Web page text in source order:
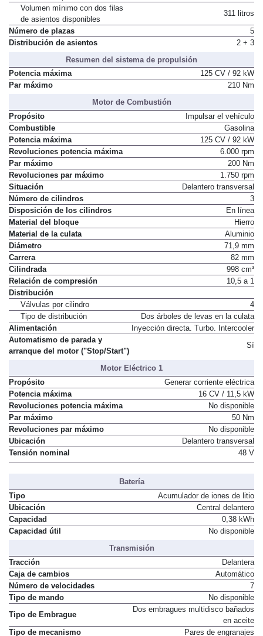
asientos disponible
Volumen mínimo con dos filas
de asientos disponibles
Número de plazas
5
Resumen del sistema de propulsión
Potencia máxima
125 CV / 92 kW
Motor de Combustión
Propósito
Impulsar el vehículo
Combustible
Gasolina
Potencia máxima
125 CV / 92 kW
Revoluciones potencia máxima
6.000 rpm
Par máximo
200 Nm
Revoluciones par máximo
1.750 rpm
Situación
Delantero transversal
Número de cilindros
3
Disposición de los cilindros
En línea
Material del bloque
Hierro
Material de la culata
Aluminio
Diámetro
71,9 mm
Carrera
82 mm
Cilindrada
998 cm³
Relación de compresión
Distribución
Válvulas por cilindro
4
Tipo de distribución
Dos árboles de levas en la culata
Alimentación
Automatismo de parada y
Motor Eléctrico 1
Propósito
Generar corriente eléctrica
Potencia máxima
16 CV / 11,5 kW
Revoluciones potencia máxima
No disponible
Par máximo
50 Nm
Revoluciones par máximo
No disponible
Ubicación
Delantero transversal
Tensión nominal
48 V
Batería
Tipo
Acumulador de iones de litio
Ubicación
Central delantero
Capacidad
0,38 kWh
Transmisión
Tracción
Delantera
Caja de cambios
Automático
Número de velocidades
7
No disponible
Dos embragues multidisco bañados
en aceite